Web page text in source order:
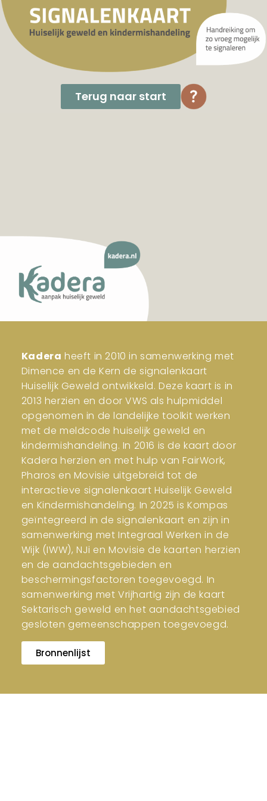
Terug naar start
Kadera heeft in 2010 in samenwerking met
Dimence en de Kern de signalenkaart
Huiselijk Geweld ontwikkeld. Deze kaart is in
2013 herzien en door VWS als hulpmiddel
opgenomen in de landelijke toolkit werken
met de meldcode huiselijk geweld en
kindermishandeling. In 2016 is de kaart door
Kadera herzien en met hulp van FairWork,
Pharos en Movisie uitgebreid tot de
interactieve signalenkaart Huiselijk Geweld
en Kindermishandeling. In 2025 is Kompas
geïntegreerd in de signalenkaart en zijn in
samenwerking met Integraal Werken in de
Wijk (IWW), NJi en Movisie de kaarten herzien
en de aandachtsgebieden en
beschermingsfactoren toegevoegd. In
samenwerking met Vrijhartig zijn de kaart
Sektarisch geweld en het aandachtsgebied
gesloten gemeenschappen toegevoegd.
Bronnenlijst